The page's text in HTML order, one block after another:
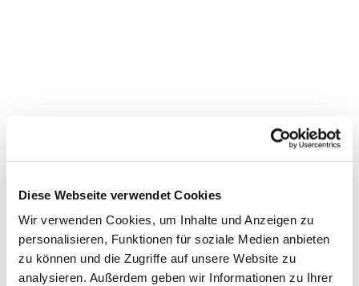
Diese Webseite verwendet Cookies
Wir verwenden Cookies, um Inhalte und Anzeigen zu
personalisieren, Funktionen für soziale Medien anbieten
zu können und die Zugriffe auf unsere Website zu
analysieren. Außerdem geben wir Informationen zu Ihrer